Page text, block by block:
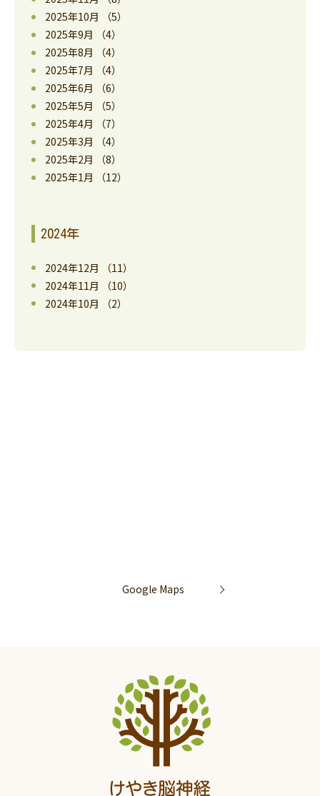
2025年10月
（5）
2025年9月
（4）
2025年8月
（4）
2025年7月
（4）
2025年6月
（6）
2025年5月
（5）
2025年4月
（7）
2025年3月
（4）
2025年2月
（8）
2025年1月
（12）
2024年
2024年12月
（11）
2024年11月
（10）
2024年10月
（2）
Google Maps